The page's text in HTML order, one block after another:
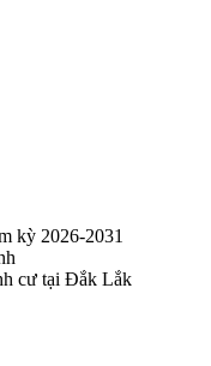
kỳ 2026-2031
cư tại Đắk Lắk